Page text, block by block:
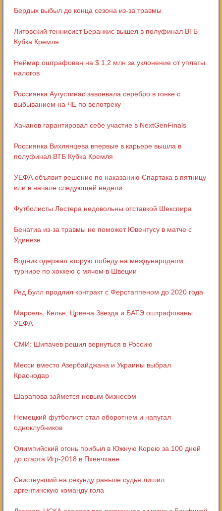
Бердых выбыл до конца сезона из-за травмы
Литовский теннисист Беранкис вышел в полуфинал ВТБ
Кубка Кремля
Неймар оштрафован на $ 1,2 млн за уклонение от уплаты
налогов
Россиянка Аугустинас завоевала серебро в гонке с
выбыванием на ЧЕ по велотреку
Хачанов гарантировал себе участие в NextGenFinals
Россиянка Вихлянцева впервые в карьере вышла в
полуфинал ВТБ Кубка Кремля
УЕФА объявит решение по наказанию Спартака в пятницу
или в начале следующей недели
Футболисты Лестера недовольны отставкой Шекспира
Бенатиа из-за травмы не поможет Ювентусу в матче с
Удинезе
Водник одержал вторую победу на международном
турнире по хоккею с мячом в Швеции
Ред Булл продлил контракт с Ферстаппеном до 2020 года
Марсель, Кельн, Црвена Звезда и БАТЭ оштрафованы
УЕФА
СМИ: Шипачев решил вернуться в Россию
Месси вместо Азербайджана и Украины выбрал
Краснодар
Шарапова займется новым бизнесом
Немецкий футболист стал оборотнем и напугал
одноклубников
Олимпийский огонь прибыл в Южную Корею за 100 дней
до старта Игр-2018 в Пхенчхане
Свистнувший на секунду раньше судья лишил
аргентинскую команду гола